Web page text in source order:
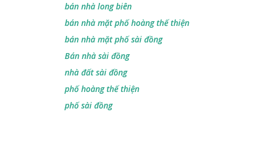
bán nhà long biên
bán nhà mặt phố hoàng thế thiện
bán nhà mặt phố sài đồng
Bán nhà sài đồng
nhà đất sài đồng
phố hoàng thế thiện
phố sài đồng